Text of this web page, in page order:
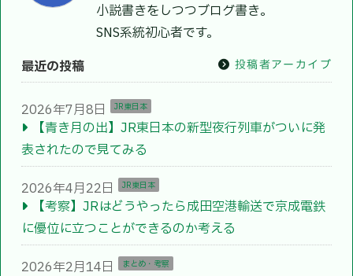
小説書きをしつつブログ書き。
SNS系統初心者です。
最近の投稿
投稿者アーカイブ
2026年7月8日 JR東日本
【青き月の出】JR東日本の新型夜行列車がついに発
表されたので見てみる
2026年4月22日 JR東日本
【考察】JRはどうやったら成田空港輸送で京成電鉄
に優位に立つことができるのか考える
2026年2月14日 まとめ・考察